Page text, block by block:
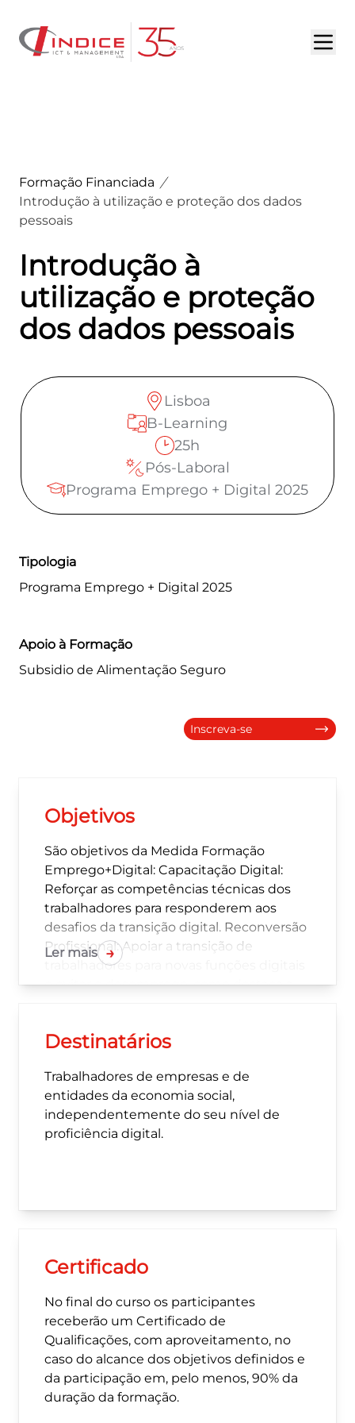
PORTFÓLIO
OPORTUNIDADES
CONTACTOS
MOODLE
PT | EN
Formação Financiada
Introdução à utilização e proteção dos dados
pessoais
Introdução à
utilização e proteção
dos dados pessoais
Lisboa
B-Learning
25h
Pós-Laboral
Programa Emprego + Digital 2025
Tipologia
Programa Emprego + Digital 2025
Apoio à Formação
Subsidio de Alimentação Seguro
Inscreva-se
Objetivos
São objetivos da Medida Formação
Emprego+Digital: Capacitação Digital:
Reforçar as competências técnicas dos
trabalhadores para responderem aos
desafios da transição digital. Reconversão
Profissional: Apoiar a transição de
trabalhadores para novas funções digitais
e evitar o desemprego, como destaca a
tecnologias digitais, como CRM,
melhorando a eficiência organizacional.
Apoio à Transformação: Auxiliar as
empresas e a economia social a inovar e a
adaptar os seus processos de gestão.
Ler mais →
Destinatários
Trabalhadores de empresas e de
entidades da economia social,
independentemente do seu nível de
proficiência digital.
Certificado
No final do curso os participantes
receberão um Certificado de
Qualificações, com aproveitamento, no
caso do alcance dos objetivos definidos e
da participação em, pelo menos, 90% da
duração da formação.